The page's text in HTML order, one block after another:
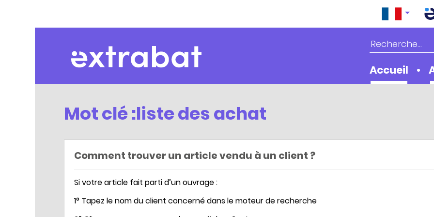
Extrabat – Le Blog
Accueil
Mot clé :liste des achat
Comment trouver un article vendu à un client ?
Si votre article fait parti d’un ouvrage :
1° Tapez le nom du client concerné dans le moteur de recherche